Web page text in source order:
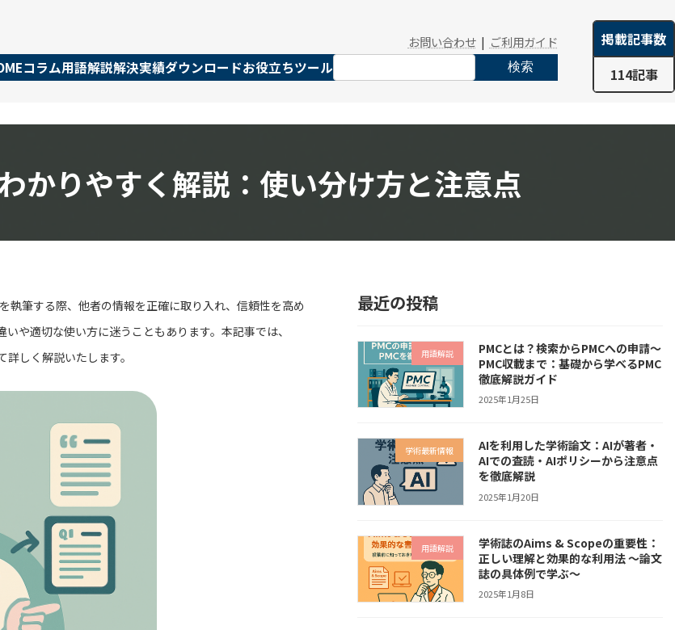
お問い合わせ| ご利用ガイド
コラム用語解説解決実績ダウンロードお役立ちツール 検索
掲載記事数
114記事
かりやすく解説：使い分け方と注意点
執筆する際、他者の情報を正確に取り入れ、信頼性を高め
や適切な使い方に迷うこともあります。本記事では、
しく解説いたします。
最近の投稿
用語解説
PMCとは？検索からPMCへの申請～
PMC収載まで：基礎から学べるPMC
徹底解説ガイド
2025年1月25日
学術最新情報
AIを利用した学術論文：AIが著者・
AIでの査読・AIポリシーから注意点
を徹底解説
2025年1月20日
用語解説
学術誌のAims & Scopeの重要性：
正しい理解と効果的な利用法 〜論文
誌の具体例で学ぶ〜
2025年1月8日